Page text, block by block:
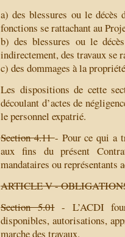
a) des blessures ou le décès
fonctions se rattachant au
b) des blessures ou le
indirectement, des travaux se
c) des dommages à la
Les dispositions de cette
découlant d’actes de
le personnel expatrié.
Section 4.11- Pour ce qui a
aux fins du présent
mandataires ou représentants
ARTICLE V -
Section 5.01- L’ACDI
disponibles, autorisations,
marche des travaux.